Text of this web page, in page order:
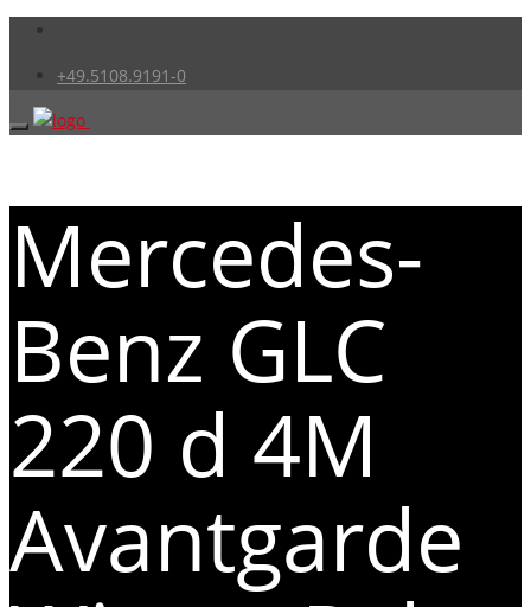
+49.5108.9191-0
Mercedes-
Benz GLC
220 d 4M
Avantgarde